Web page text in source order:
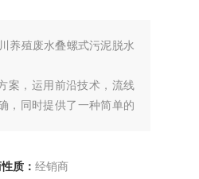
养殖废水叠螺式污泥脱水
案，运用前沿技术，流线
，同时提供了一种简单的
质： 经销商